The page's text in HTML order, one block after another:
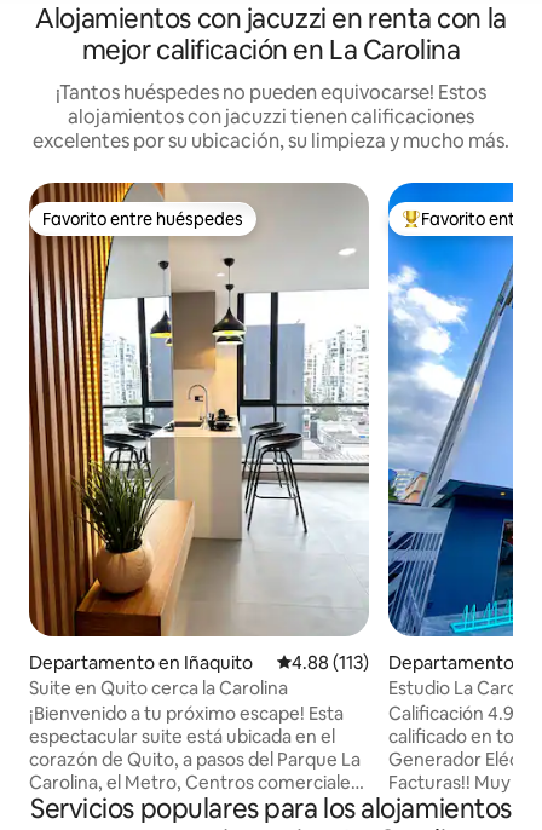
Alojamientos con jacuzzi en renta con la
mejor calificación en La Carolina
¡Tantos huéspedes no pueden equivocarse! Estos
alojamientos con jacuzzi tienen calificaciones
excelentes por su ubicación, su limpieza y mucho más.
Favorito entre huéspedes
Favorito entre huéspedes
Departamento en Iñaquito Calificación promedio: 4.88 de
4.88 (113)
Suite en Quito cerca la Carolina
¡Bienvenido a tu próximo escape! Esta
espectacular suite está ubicada en el
corazón de Quito, a pasos del Parque La
Carolina, el Metro, Centros comerciales
y el Business Center. Una ubicación
De los mejores
Favorito entre
Departamento en
na
Estudio La
Calificación 4.99
calificado en todo
Generador
Facturas!! Muy acogedor😊, iluminado,
equipado y súper
Servicios populares para los alojamientos